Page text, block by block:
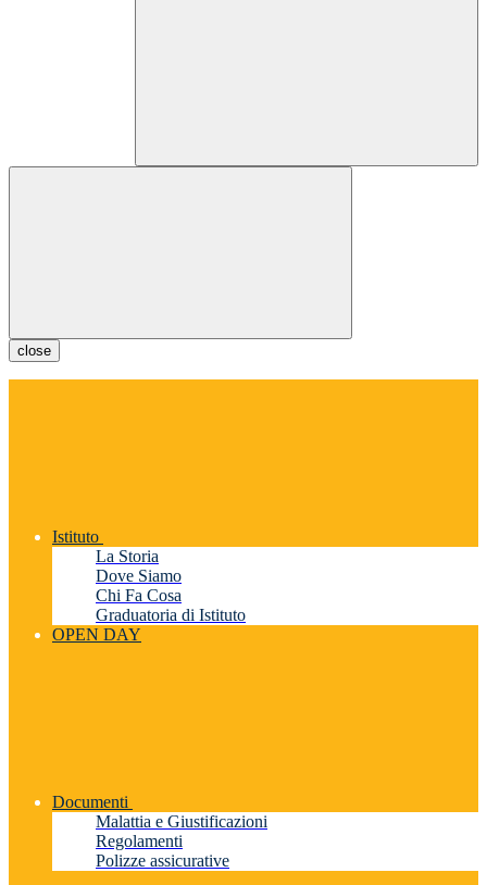
close
Istituto
La Storia
Dove Siamo
Chi Fa Cosa
Graduatoria di Istituto
OPEN DAY
Documenti
Malattia e Giustificazioni
Regolamenti
Polizze assicurative